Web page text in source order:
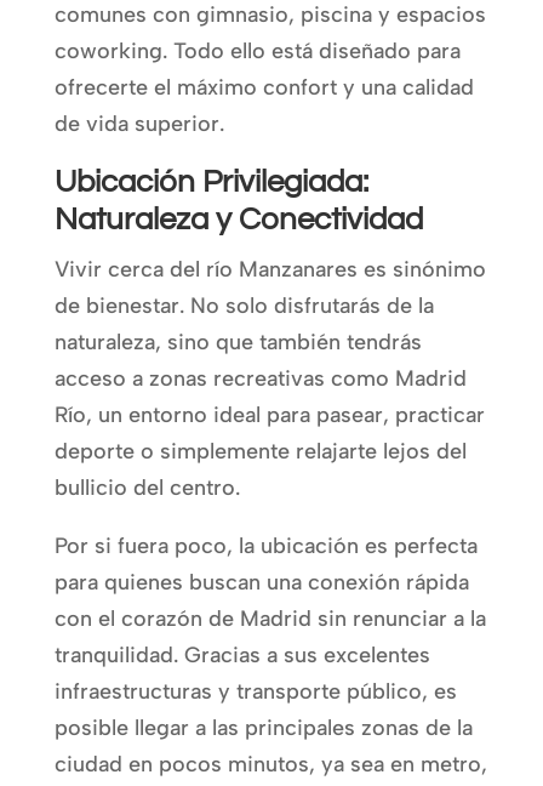
comunes con gimnasio, piscina y espacios
coworking. Todo ello está diseñado para
ofrecerte el máximo confort y una calidad
de vida superior.
Ubicación Privilegiada:
Naturaleza y Conectividad
Vivir cerca del río Manzanares es sinónimo
de bienestar. No solo disfrutarás de la
naturaleza, sino que también tendrás
acceso a zonas recreativas como Madrid
Río, un entorno ideal para pasear, practicar
deporte o simplemente relajarte lejos del
bullicio del centro.
Por si fuera poco, la ubicación es perfecta
para quienes buscan una conexión rápida
con el corazón de Madrid sin renunciar a la
tranquilidad. Gracias a sus excelentes
infraestructuras y transporte público, es
posible llegar a las principales zonas de la
ciudad en pocos minutos, ya sea en metro,